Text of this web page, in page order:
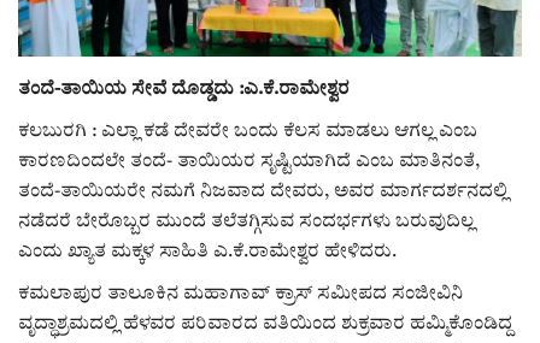
ರಾಜಕೀಯ
ಸುದ್ದಿ
e-paper (ಇ–ಪೇಪರ್‌)
ಪುಸ್ತಕ ಪರಿಚಯ
ಅಂಕಣ
ತಂದೆ-ತಾಯಿಯ ಸೇವೆ ದೊಡ್ಡದು :ಎ.ಕೆ.ರಾಮೇಶ್ವರ
ಕಲಬುರಗಿ : ಎಲ್ಲಾ ಕಡೆ ದೇವರೇ ಬಂದು ಕೆಲಸ ಮಾಡಲು ಆಗಲ್ಲ ಎಂಬ
ಕಾರಣದಿಂದಲೇ ತಂದೆ- ತಾಯಿಯರ ಸೃಷ್ಟಿಯಾಗಿದೆ ಎಂಬ ಮಾತಿನಂತೆ,
ತಂದೆ-ತಾಯಿಯರೇ ನಮಗೆ ನಿಜವಾದ ದೇವರು, ಅವರ ಮಾರ್ಗದರ್ಶನದಲ್ಲಿ
ನಡೆದರೆ ಬೇರೊಬ್ಬರ ಮುಂದೆ ತಲೆತಗ್ಗಿಸುವ ಸಂದರ್ಭಗಳು ಬರುವುದಿಲ್ಲ
ಎಂದು ಖ್ಯಾತ ಮಕ್ಕಳ ಸಾಹಿತಿ ಎ.ಕೆ.ರಾಮೇಶ್ವರ ಹೇಳಿದರು.
ಕಮಲಾಪುರ ತಾಲೂಕಿನ ಮಹಾಗಾವ್ ಕ್ರಾಸ್ ಸಮೀಪದ ಸಂಜೀವಿನಿ
ವೃದ್ಧಾಶ್ರಮದಲ್ಲಿ ಹೆಳವರ ಪರಿವಾರದ ವತಿಯಿಂದ ಶುಕ್ರವಾರ ಹಮ್ಮಿಕೊಂಡಿದ್ದ